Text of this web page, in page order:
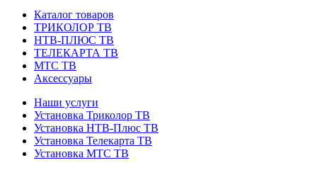
Каталог товаров
ТРИКОЛОР ТВ
НТВ-ПЛЮС ТВ
ТЕЛЕКАРТА ТВ
МТС ТВ
Аксессуары
Наши услуги
Установка Триколор ТВ
Установка НТВ-Плюс ТВ
Установка Телекарта ТВ
Установка МТС ТВ